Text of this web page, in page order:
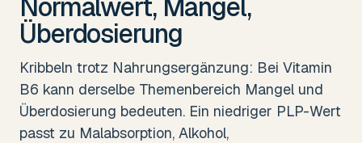
Normalwert, Mangel,
Überdosierung
Kribbeln trotz Nahrungsergänzung: Bei Vitamin
B6 kann derselbe Themenbereich Mangel und
Überdosierung bedeuten. Ein niedriger PLP-Wert
passt zu Malabsorption, Alkohol,